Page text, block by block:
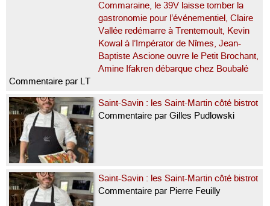
Commaraine, le 39V laisse tomber la
gastronomie pour l’événementiel, Claire
Vallée redémarre à Trentemoult, Kevin
Kowal à l’Impérator de Nîmes, Jean-
Baptiste Ascione ouvre le Petit Brochant,
Amine Ifakren débarque chez Boubalé
Commentaire par LT
Saint-Savin : les Saint-Martin côté bistrot
Commentaire par Gilles Pudlowski
Saint-Savin : les Saint-Martin côté bistrot
Commentaire par Pierre Feuilly